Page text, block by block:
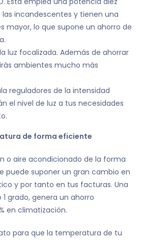
incandescentes y tienen una
mayor, lo que supone un ahorro de
luz focalizada. Además de ahorrar
ambientes mucho más
reguladores de la intensidad
el nivel de luz a tus necesidades
de forma eficiente
o aire acondicionado de la forma
puede suponer un gran cambio en
y por tanto en tus facturas. Una
grado, genera un ahorro
en climatización.
para que la temperatura de tu